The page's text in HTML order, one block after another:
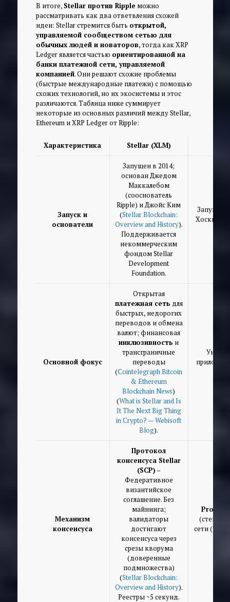
В итоге, Stellar против Ripple можно
рассматривать как два ответвления схожей
идеи: Stellar стремится быть открытой,
управляемой сообществом сетью для
обычных людей и новаторов, тогда как XRP
Ledger является частью ориентированной на
банки платежной сети, управляемой
компанией. Они решают схожие проблемы
(быстрые международные платежи) с помощью
схожих технологий, но их экосистемы и этос
различаются. Таблица ниже суммирует
некоторые из основных различий между Stellar,
Ethereum и XRP Ledger от Ripple:
Характеристика Stellar (XLM)
Запуск и
основатели
Запущен в 2014;
основан Джедом
Маккалебом
(сооснователь
Ripple) и Джойс Ким
(Stellar Blockchain:
Overview and History).
Поддерживается
некоммерческим
фондом Stellar
Development
Foundation.
Запущен
Основной фокус
Открытая
платежная сеть для
быстрых, недорогих
переводов и обмена
валют; финансовая
инклюзивность и
трансграничные
переводы
(Cointelegraph Bitcoin
& Ethereum
Blockchain News)
(What is Stellar and Is
It The Next Big Thing
in Crypto? — Webisoft
Blog).
Механизм
консенсуса
Протокол
консенсуса Stellar
(SCP) –
Федеративное
византийское
соглашение. Без
майнинга;
валидаторы
достигают
консенсуса через
срезы кворума
(доверенные
подмножества)
(Stellar Blockchain:
Overview and History).
Реестры ~5 секунд.
Proof
сети (